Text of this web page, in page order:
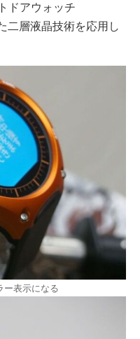
ドアウォッチ
二層液晶技術を応用し
ー表示になる